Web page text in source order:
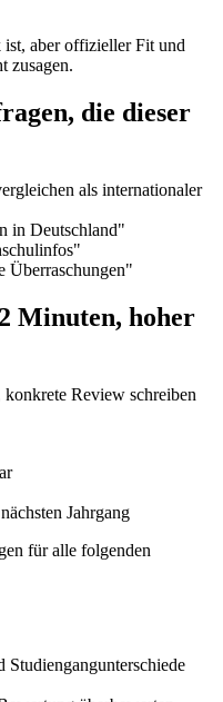
ist, aber offizieller Fit und
zusagen.
die dieser
als internationaler
in Deutschland"
Überraschungen"
Minuten, hoher
konkrete Review schreiben
Jahrgang
für alle folgenden
Studiengangunterschiede